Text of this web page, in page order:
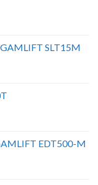
SLT15M
EDT500-M